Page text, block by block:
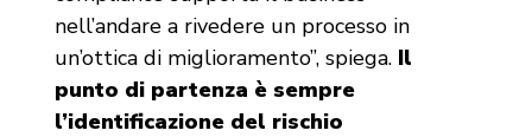
nell’andare a rivedere un processo in
un’ottica di miglioramento”, spiega. Il
punto di partenza è sempre
l’identificazione del rischio